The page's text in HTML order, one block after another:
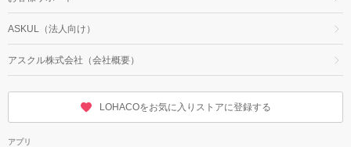
ASKUL（法人向け）
アスクル株式会社（会社概要）
LOHACOをお気に入りストアに登録する
アプリ